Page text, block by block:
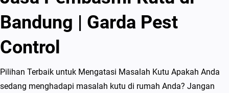
Bandung | Garda Pest
Control
Pilihan Terbaik untuk Mengatasi Masalah Kutu Apakah Anda
sedang menghadapi masalah kutu di rumah Anda? Jangan